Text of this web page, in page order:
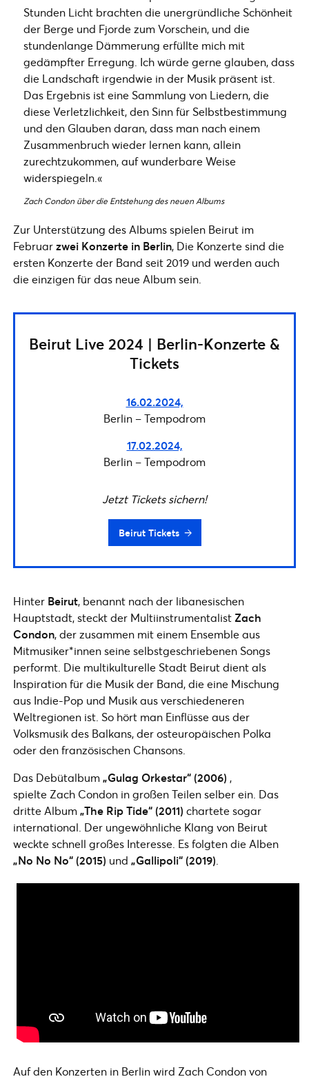
Stunden Licht brachten die unergründliche Schönheit
der Berge und Fjorde zum Vorschein, und die
stundenlange Dämmerung erfüllte mich mit
gedämpfter Erregung. Ich würde gerne glauben, dass
die Landschaft irgendwie in der Musik präsent ist.
Das Ergebnis ist eine Sammlung von Liedern, die
diese Verletzlichkeit, den Sinn für Selbstbestimmung
und den Glauben daran, dass man nach einem
Zusammenbruch wieder lernen kann, allein
zurechtzukommen, auf wunderbare Weise
widerspiegeln.«
Zach Condon über die Entstehung des neuen Albums
Zur Unterstützung des Albums spielen Beirut im
Februarzwei Konzerte in Berlin, Die Konzerte sind die
ersten Konzerte der Band seit 2019 und werden auch
die einzigen für das neue Album sein.
Beirut Live 2024 | Berlin-Konzerte &
Tickets
16.02.2024,
Berlin – Tempodrom
17.02.2024,
Berlin – Tempodrom
Jetzt Tickets sichern!
Beirut Tickets
Hinter Beirut, benannt nach der libanesischen
Hauptstadt, steckt der Multiinstrumentalist Zach
Condon, der zusammen mit einem Ensemble aus
Mitmusiker*innen seine selbstgeschriebenen Songs
performt. Die multikulturelle Stadt Beirut dient als
Inspiration für die Musik der Band, die eine Mischung
aus Indie-Pop und Musik aus verschiedeneren
Weltregionen ist. So hört man Einflüsse aus der
Volksmusik des Balkans, der osteuropäischen Polka
oder den französischen Chansons.
Das Debütalbum„Gulag Orkestar“ (2006) ,
spielte Zach Condon in großen Teilen selber ein. Das
dritte Album„The Rip Tide“ (2011) chartete sogar
international. Der ungewöhnliche Klang von Beirut
weckte schnell großes Interesse. Es folgten die Alben
„No No No“ (2015) und „Gallipoli“ (2019)
Auf den Konzerten in Berlin wird Zach Condon von